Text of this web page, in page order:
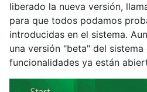
liberado la nueva versión,
para que todos podamos
introducidas en el sistema.
una versión "beta" del
funcionalidades ya están